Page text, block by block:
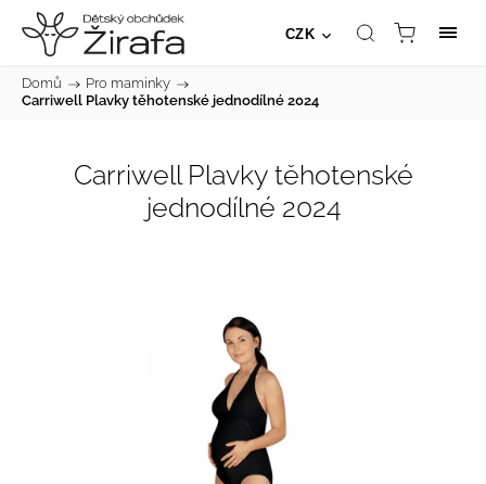
CZK
Domů / Pro maminky /
Carriwell Plavky těhotenské jednodílné 2024
Carriwell Plavky těhotenské
jednodílné 2024